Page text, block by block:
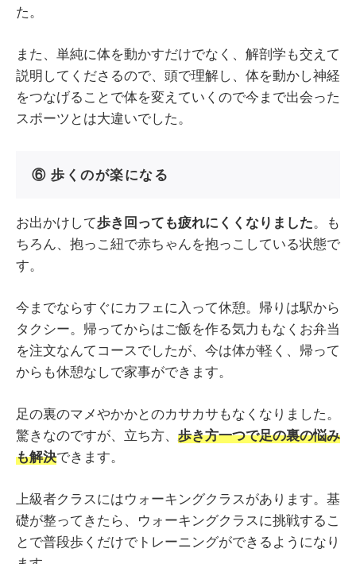
た。
また、単純に体を動かすだけでなく、解剖学も交えて
説明してくださるので、頭で理解し、体を動かし神経
をつなげることで体を変えていくので今まで出会った
スポーツとは大違いでした。
⑥ 歩くのが楽になる
お出かけして歩き回っても疲れにくくなりました。も
ちろん、抱っこ紐で赤ちゃんを抱っこしている状態で
す。
今までならすぐにカフェに入って休憩。帰りは駅から
タクシー。帰ってからはご飯を作る気力もなくお弁当
を注文なんてコースでしたが、今は体が軽く、帰って
からも休憩なしで家事ができます。
足の裏のマメやかかとのカサカサもなくなりました。
驚きなのですが、立ち方、 歩き方一つで足の裏の悩み
も解決できます。
上級者クラスにはウォーキングクラスがあります。基
礎が整ってきたら、ウォーキングクラスに挑戦するこ
とで普段歩くだけでトレーニングができるようになり